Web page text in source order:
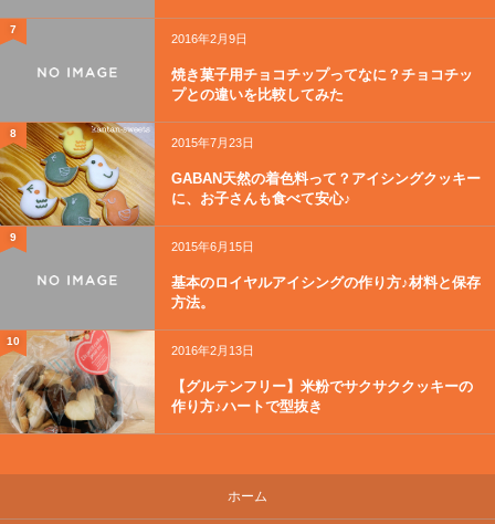
7
2016年2月9日
焼き菓子用チョコチップってなに？チョコチッ
プとの違いを比較してみた
8
2015年7月23日
GABAN天然の着色料って？アイシングクッキー
に、お子さんも食べて安心♪
9
2015年6月15日
基本のロイヤルアイシングの作り方♪材料と保存
方法。
10
2016年2月13日
【グルテンフリー】米粉でサクサククッキーの
作り方♪ハートで型抜き
ホーム